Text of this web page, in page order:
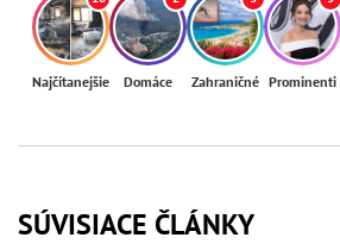
Najčítanejšie Domáce Zahraničné Prominenti
SÚVISIACE ČLÁNKY